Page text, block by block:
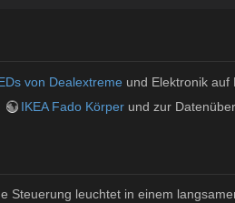
von Dealextreme und Elektronik auf
IKEA Fado Körperund zur
Steuerung leuchtet in einem